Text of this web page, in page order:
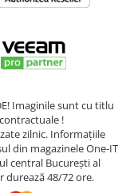
Imaginile sunt cu titlu
!
zilnic. Informațiile
din magazinele One-IT
central București al
48/72 ore.